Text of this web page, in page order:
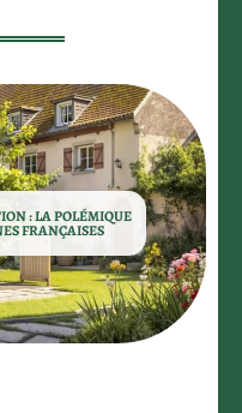
: LA POLÉMIQUE
FRANÇAISES